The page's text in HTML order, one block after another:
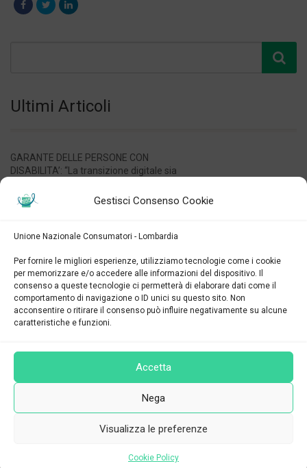
Gestisci Consenso Cookie
Unione Nazionale Consumatori - Lombardia
Per fornire le migliori esperienze, utilizziamo tecnologie come i cookie
per memorizzare e/o accedere alle informazioni del dispositivo. Il
consenso a queste tecnologie ci permetterà di elaborare dati come il
comportamento di navigazione o ID unici su questo sito. Non
acconsentire o ritirare il consenso può influire negativamente su alcune
caratteristiche e funzioni.
Accetta
Nega
Visualizza le preferenze
Cookie Policy
Ultimi Articoli
GARANTE DELLE PERSONE CON
DISABILITA’: “La transizione digitale sia
una nuova barriera”
FASCICOLO SANITARIO ELETTRONICO:
SUL SITO DEL GARANTE PRIVACY LE FAQ
AGGIORNATE
on 21 Maggio 2026